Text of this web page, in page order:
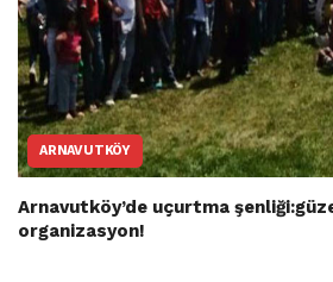
ARNAVUTKÖY
Arnavutköy’de uçurtma
organizasyon!